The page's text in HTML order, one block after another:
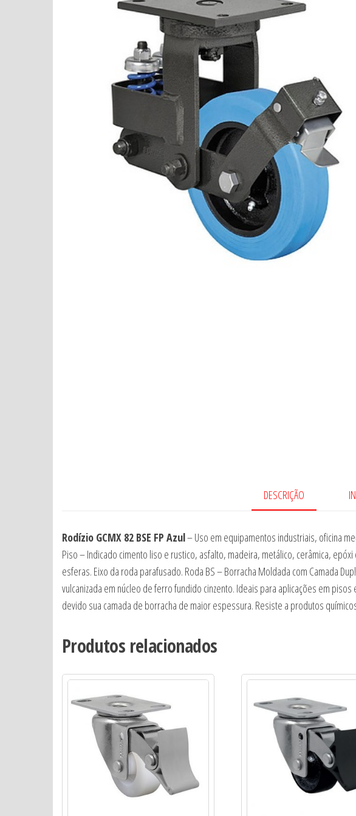
DESCRIÇÃO
Rodízio GCMX 82 BSE FP Azul– Uso em equipamentos industriais, oficina
Piso – Indicado cimento liso e rustico, asfalto, madeira, metálico, cerâmica,
esferas. Eixo da roda parafusado. Roda BS – Borracha Moldada com Camada
vulcanizada em núcleo de ferro fundido cinzento. Ideais para aplicações em
devido sua camada de borracha de maior espessura. Resiste a produtos
Produtos relacionados